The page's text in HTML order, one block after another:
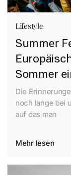
Lifestyle
Summer
Sommer
Die
noch lange bei
auf das man
Mehr lesen